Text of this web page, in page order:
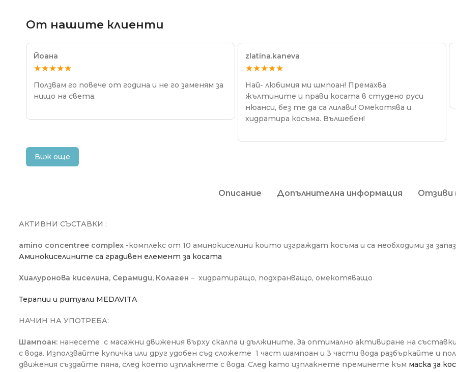
От нашите клиенти
Йоана
★★★★★
Ползвам го повече от година и не го заменям за
нищо на света.
zlatina.kaneva
★★★★★
Най- любимия ми шмпоан! Премахва
жълтините и прави косата в студено руси
нюанси, без те да са лилави! Омекотява и
хидратира косъма. Вълшебен!
Виж още
Описание Допълнителна информация Отзиви
АКТИВНИ СЪСТАВКИ :
amino concentree complex -комплекс от 10 аминокиселини които изграждат косъма и са необходими за
Аминокиселините са градивен елемент за косата
Хиалуронова киселина, Серамиди, Колаген – хидратиращо, подхранващо, омекотяващо
Терапии и ритуали MEDAVITA
НАЧИН НА УПОТРЕБА:
Шампоан: нанесете с масажни движения върху скалпа и дължините. За оптимално активиране на
с вода. Използвайте купичка или друг удобен съд сложете 1 част шампоан и 3 части вода разбъркайте и
движения създайте пяна, след което изплакнете с вода. След като изплакнете преминете към маска за